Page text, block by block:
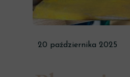
20 października 2025